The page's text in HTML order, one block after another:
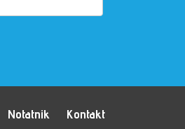
Notatnik Kontakt